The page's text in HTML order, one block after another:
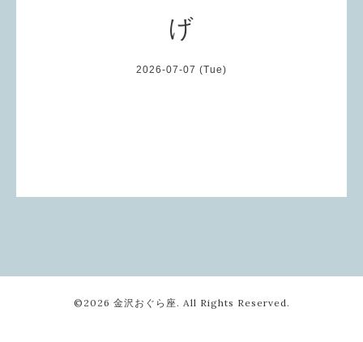
げ
2026-07-07 (Tue)
©2026 金沢おぐら座. All Rights Reserved.